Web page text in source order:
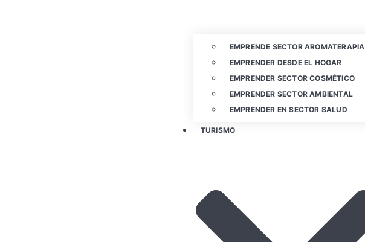
EMPRENDE SECTOR AROMATERAPIA
EMPRENDER DESDE EL HOGAR
EMPRENDER SECTOR COSMÉTICO
EMPRENDER SECTOR AMBIENTAL
EMPRENDER EN SECTOR SALUD
TURISMO